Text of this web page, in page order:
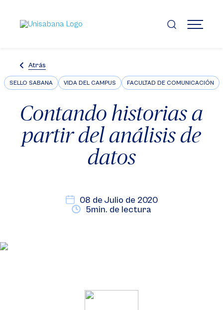
contenido
principal
MENÚ
Atrás
SELLO SABANA VIDA DEL CAMPUS FACULTAD DE COMUNICACIÓN
Contando historias a
partir del análisis de
datos
08 de Julio de 2020
5min. de lectura